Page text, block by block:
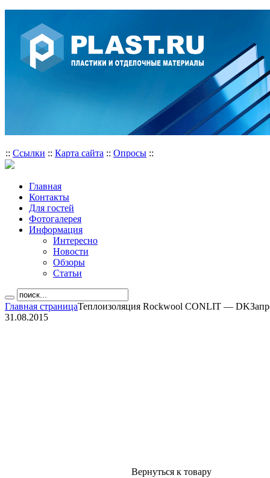
:: Ссылки :: Карта сайта :: Опросы ::
Главная
Контакты
Для гостей
Фотогалерея
Информация
Интересно
Новости
Обзоры
Статьи
Главная страницаТеплоизоляция Rockwool CONLIT — DK
31.08.2015
Вернуться к товару